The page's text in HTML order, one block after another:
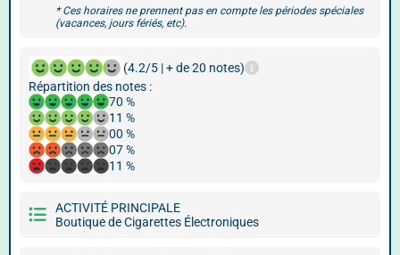
* Ces horaires ne prennent pas en compte les périodes spéciales
(vacances, jours fériés, etc).
(4.2/5 | + de 20 notes)
Répartition des notes :
70 %
11 %
00 %
07 %
11 %
ACTIVITÉ PRINCIPALE
Boutique de Cigarettes Électroniques